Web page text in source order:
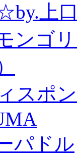
上
ンゴ
スポ
パドル